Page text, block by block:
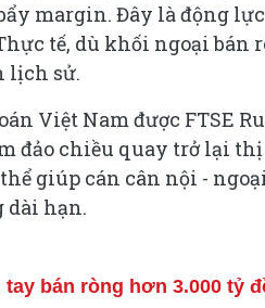
margin. Đây là động
tế, dù khối ngoại
lịch sử.
Việt Nam được FTSE
đảo chiều quay trở lại
giúp cán cân nội -
dài hạn.
bán ròng hơn 3.000 tỷ